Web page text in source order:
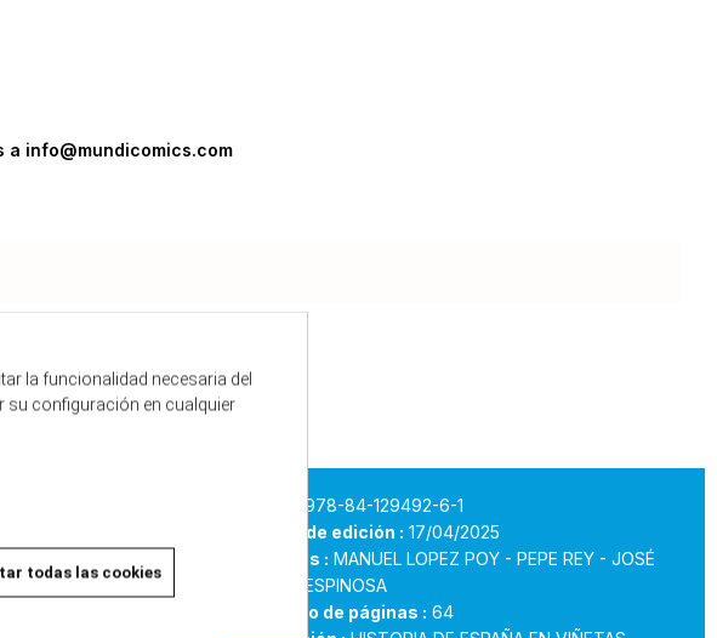
a info@mundicomics.com
978-84-129492-6-1
Fecha de edición : 17/04/2025
Autores : MANUEL LOPEZ POY - PEPE REY - JOSÉ
MARÍA ESPINOSA
Número de páginas : 64
días de julio
de Bu Becker era
guarnecido por
y el abandono
sin víveres ni
la funcionalidad necesaria del
su configuración en cualquier
todas las cookies